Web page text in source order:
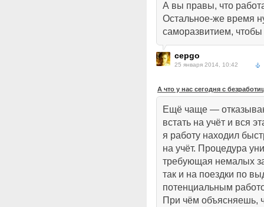
А вы правы, что
Остальное-же время
саморазвитием,
cepgo
25 января 2014, 10:42
А что у нас сегодня с
Ещё чаще —
встать на учёт и вся
я работу находил
на учёт. Процедура
требующая немалых
так и на поездки по
потенциальным
При чём объясняешь,